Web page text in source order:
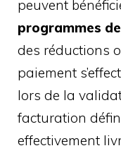
peuvent
programmes
des réductions
paiement
lors de la
facturation
effectivement